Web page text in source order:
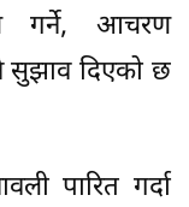
गर्ने, आचरण
सुझाव दिएको छ
पारित गर्दा